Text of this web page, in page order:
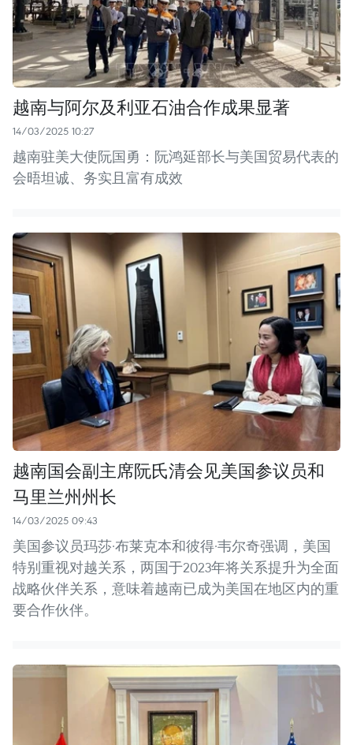
越南与阿尔及利亚石油合作成果显著
14/03/2025 10:27
越南驻美大使阮国勇：阮鸿延部长与美国贸易代表的
会晤坦诚、务实且富有成效
越南国会副主席阮氏清会见美国参议员和
马里兰州州长
14/03/2025 09:43
美国参议员玛莎·布莱克本和彼得·韦尔奇强调，美国
特别重视对越关系，两国于2023年将关系提升为全面
战略伙伴关系，意味着越南已成为美国在地区内的重
要合作伙伴。